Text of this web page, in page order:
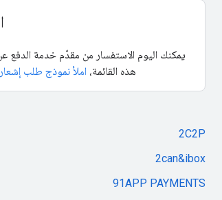
هذه القائمة، املأ نموذج طلب إشعار
2C2P
2can&ibox
91APP PAYMENTS